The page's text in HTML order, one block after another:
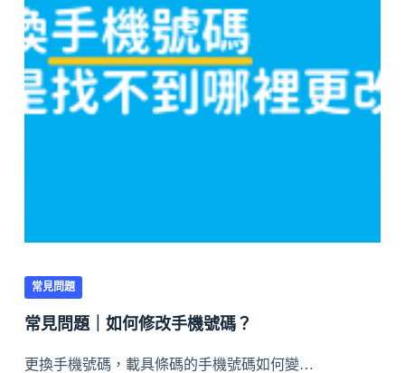
常見問題
常見問題｜如何修改手機號碼？
更換手機號碼，載具條碼的手機號碼如何變…